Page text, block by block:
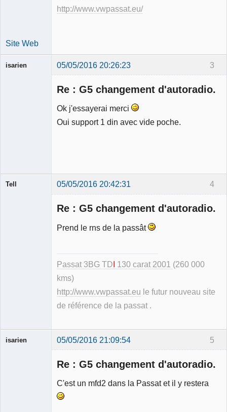
http://www.vwpassat.eu/
Site Web
3
isarien 05/05/2016 20:26:23
Re : G5 changement d'autoradio.
Ok j'essayerai merci
Oui support 1 din avec vide poche.
4
Tell 05/05/2016 20:42:31
Re : G5 changement d'autoradio.
Prend le rns de la passât
Passat 3BG TD 130 carat 2001 (260 000
kms)
http://www.vwpassat.eu le futur nouveau site
de référence de la passat .
5
isarien 05/05/2016 21:09:54
Re : G5 changement d'autoradio.
C'est un mfd2 dans la Passat et il y restera